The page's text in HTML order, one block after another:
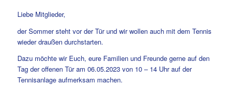
Liebe Mitglieder,
der Sommer steht vor der Tür und wir wollen auch mit dem Tennis
wieder draußen durchstarten.
Dazu möchte wir Euch, eure Familien und Freunde gerne auf den
Tag der offenen Tür am 06.05.2023 von 10 – 14 Uhr auf der
Tennisanlage aufmerksam machen.